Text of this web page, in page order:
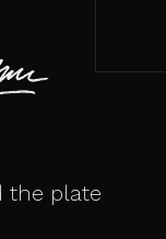
the plate